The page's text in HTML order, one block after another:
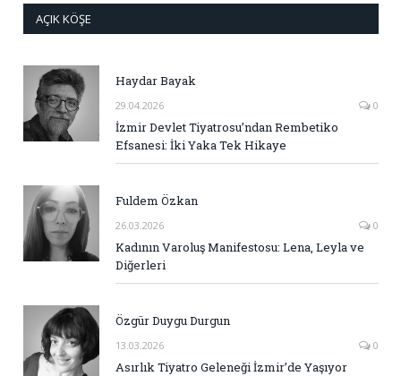
AÇIK KÖŞE
Haydar Bayak
29.04.2026 0
İzmir Devlet Tiyatrosu’ndan Rembetiko
Efsanesi: İki Yaka Tek Hikaye
Fuldem Özkan
26.03.2026 0
Kadının Varoluş Manifestosu: Lena, Leyla ve
Diğerleri
Özgür Duygu Durgun
13.03.2026 0
Asırlık Tiyatro Geleneği İzmir’de Yaşıyor